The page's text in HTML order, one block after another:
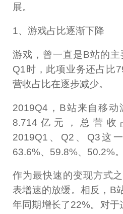
展。
1、游戏占比逐渐下降
游戏，曾一直是B站的
Q1时，此项业务还占比
营收占比在逐步减少。
2019Q4，B站来自移
8.714亿元，总营收
2019Q1、Q2、Q3这
63.6%、59.8%、50.2%。
作为最快速的变现方式
表增速的放缓。相反，B
年同期增长了22%。对